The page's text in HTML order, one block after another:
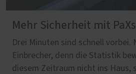
Mehr Sicherheit mit
Drei Minuten sind schnell vorbei.
Einbrecher, denn die Statistik
diesem Zeitraum nicht ins Haus,